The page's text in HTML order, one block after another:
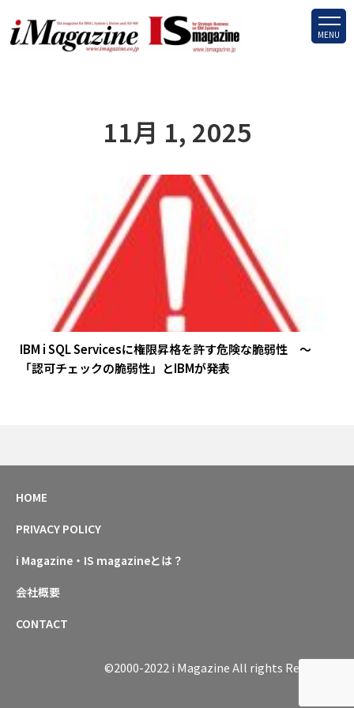
MENU
11月 1, 2025
IBM i SQL Servicesに権限昇格を許す危険な脆弱性 ～
「認可チェックの脆弱性」とIBMが発表
HOME
PRIVACY POLICY
i Magazine・IS magazineとは？
会社概要
CONTACT
©2000-2022 i Magazine All rights Reserved.